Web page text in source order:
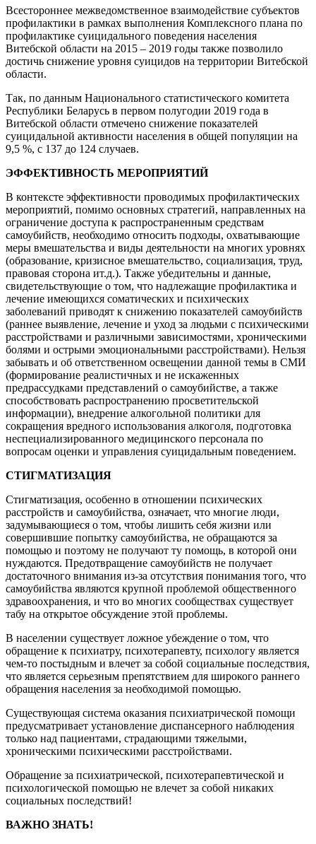
Всестороннее межведомственное взаимодействие субъектов
профилактики в рамках выполнения Комплексного плана по
профилактике суицидального поведения населения
Витебской области на 2015 – 2019 годы также позволило
достичь снижение уровня суицидов на территории Витебской
области.
Так, по данным Национального статистического комитета
Республики Беларусь в первом полугодии 2019 года в
Витебской области отмечено снижение показателей
суицидальной активности населения в общей популяции на
9,5 %, с 137 до 124 случаев.
ЭФФЕКТИВНОСТЬ МЕРОПРИЯТИЙ
В контексте эффективности проводимых профилактических
мероприятий, помимо основных стратегий, направленных на
ограничение доступа к распространенным средствам
самоубийств, необходимо относить подходы, охватывающие
меры вмешательства и виды деятельности на многих уровнях
(образование, кризисное вмешательство, социализация, труд,
правовая сторона ит.д.). Также убедительны и данные,
свидетельствующие о том, что надлежащие профилактика и
лечение имеющихся соматических и психических
заболеваний приводят к снижению показателей самоубийств
(раннее выявление, лечение и уход за людьми с психическими
расстройствами и различными зависимостями, хроническими
болями и острыми эмоциональными расстройствами). Нельзя
забывать и об ответственном освещении данной темы в СМИ
(формирование реалистичных и не искаженных
предрассудками представлений о самоубийстве, а также
способствовать распространению просветительской
информации), внедрение алкогольной политики для
сокращения вредного использования алкоголя, подготовка
неспециализированного медицинского персонала по
вопросам оценки и управления суицидальным поведением.
СТИГМАТИЗАЦИЯ
Стигматизация, особенно в отношении психических
расстройств и самоубийства, означает, что многие люди,
задумывающиеся о том, чтобы лишить себя жизни или
совершившие попытку самоубийства, не обращаются за
помощью и поэтому не получают ту помощь, в которой они
нуждаются. Предотвращение самоубийств не получает
достаточного внимания из-за отсутствия понимания того, что
самоубийства являются крупной проблемой общественного
здравоохранения, и что во многих сообществах существует
табу на открытое обсуждение этой проблемы.
В населении существует ложное убеждение о том, что
обращение к психиатру, психотерапевту, психологу является
чем-то постыдным и влечет за собой социальные последствия,
что является серьезным препятствием для широкого раннего
обращения населения за необходимой помощью.
Существующая система оказания психиатрической помощи
предусматривает установление диспансерного наблюдения
только над пациентами, страдающими тяжелыми,
хроническими психическими расстройствами.
Обращение за психиатрической, психотерапевтической и
психологической помощью не влечет за собой никаких
социальных последствий!
ВАЖНО ЗНАТЬ!